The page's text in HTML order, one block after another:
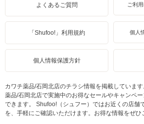
よくあるご質問 ご利
「Shufoo!」利用規約 個人
個人情報保護方針
カワチ薬品/石岡北店のチラシ情報を掲載していま
薬品/石岡北店で実施中のお得なセールやキャンペ
できます。 Shufoo!（シュフー）ではお近くの店舗
を、手軽にご確認いただけます。お得な情報をぜひ